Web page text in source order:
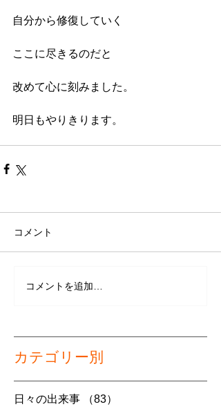
自分から修復していく
ここに尽きるのだと
改めて心に刻みました。
明日もやりきります。
コメント
コメントを追加…
カテゴリー別
日々の出来事 （83）